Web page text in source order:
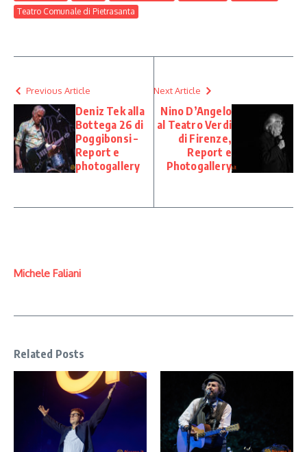
Teatro Comunale di Pietrasanta
Previous Article
Deniz Tek alla
Bottega 26 di
Poggibonsi –
Report e
photogallery
Next Article
Nino D’Angelo
al Teatro Verdi
di Firenze,
Report e
Photogallery
Michele Faliani
Related Posts